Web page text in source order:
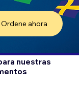
Ordene ahora
nuestras